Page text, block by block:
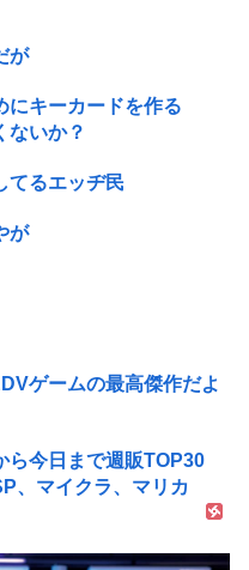
が
にキーカードを作る
ないか？
てるエッヂ民
が
ゲームの最高傑作だよ
ら今日まで週販TOP30
、マイクラ、マリカ